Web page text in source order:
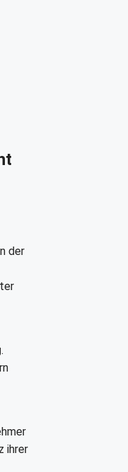
der
.
ihrer